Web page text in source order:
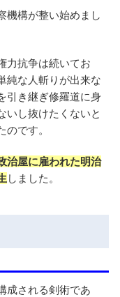
機構が整い始めまし
力抗争は続いてお
純な人斬りが出来な
引き継ぎ修羅道に身
いし抜けたくないと
です。
治屋に雇われた明治
しました。
成される剣術であ